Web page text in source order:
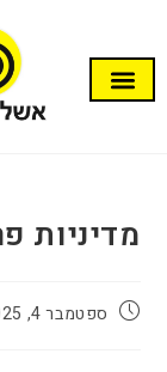
מדיניות
ספטמבר 4, 2025